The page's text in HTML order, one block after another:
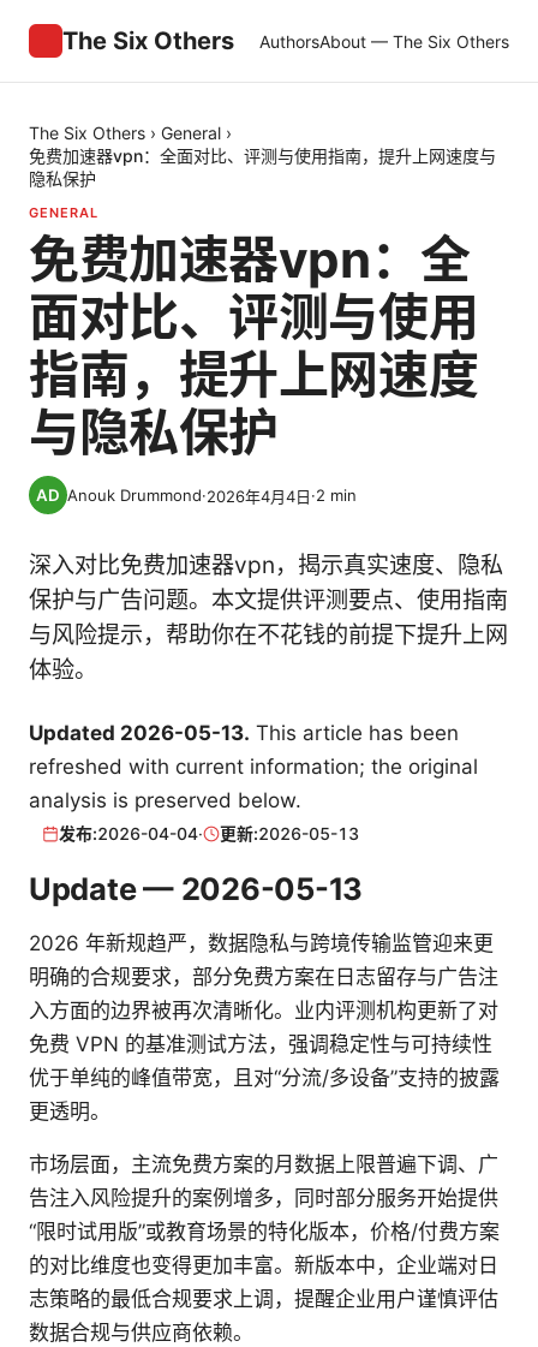
The Six Others AuthorsAbout — The Six Others
The Six Others › General ›
免费加速器vpn：全面对比、评测与使用指南，提升上网速度与
隐私保护
GENERAL
免费加速器vpn：全
面对比、评测与使用
指南，提升上网速度
与隐私保护
Anouk Drummond·2026年4月4日·2 min
深入对比免费加速器vpn，揭示真实速度、隐私
保护与广告问题。本文提供评测要点、使用指南
与风险提示，帮助你在不花钱的前提下提升上网
体验。
Updated 2026-05-13. This article has been
refreshed with current information; the original
analysis is preserved below.
发布:2026-04-04· 更新:2026-05-13
Update — 2026-05-13
2026 年新规趋严，数据隐私与跨境传输监管迎来更
明确的合规要求，部分免费方案在日志留存与广告注
入方面的边界被再次清晰化。业内评测机构更新了对
免费 VPN 的基准测试方法，强调稳定性与可持续性
优于单纯的峰值带宽，且对“分流/多设备”支持的披露
更透明。
市场层面，主流免费方案的月数据上限普遍下调、广
告注入风险提升的案例增多，同时部分服务开始提供
“限时试用版”或教育场景的特化版本，价格/付费方案
的对比维度也变得更加丰富。新版本中，企业端对日
志策略的最低合规要求上调，提醒企业用户谨慎评估
数据合规与供应商依赖。